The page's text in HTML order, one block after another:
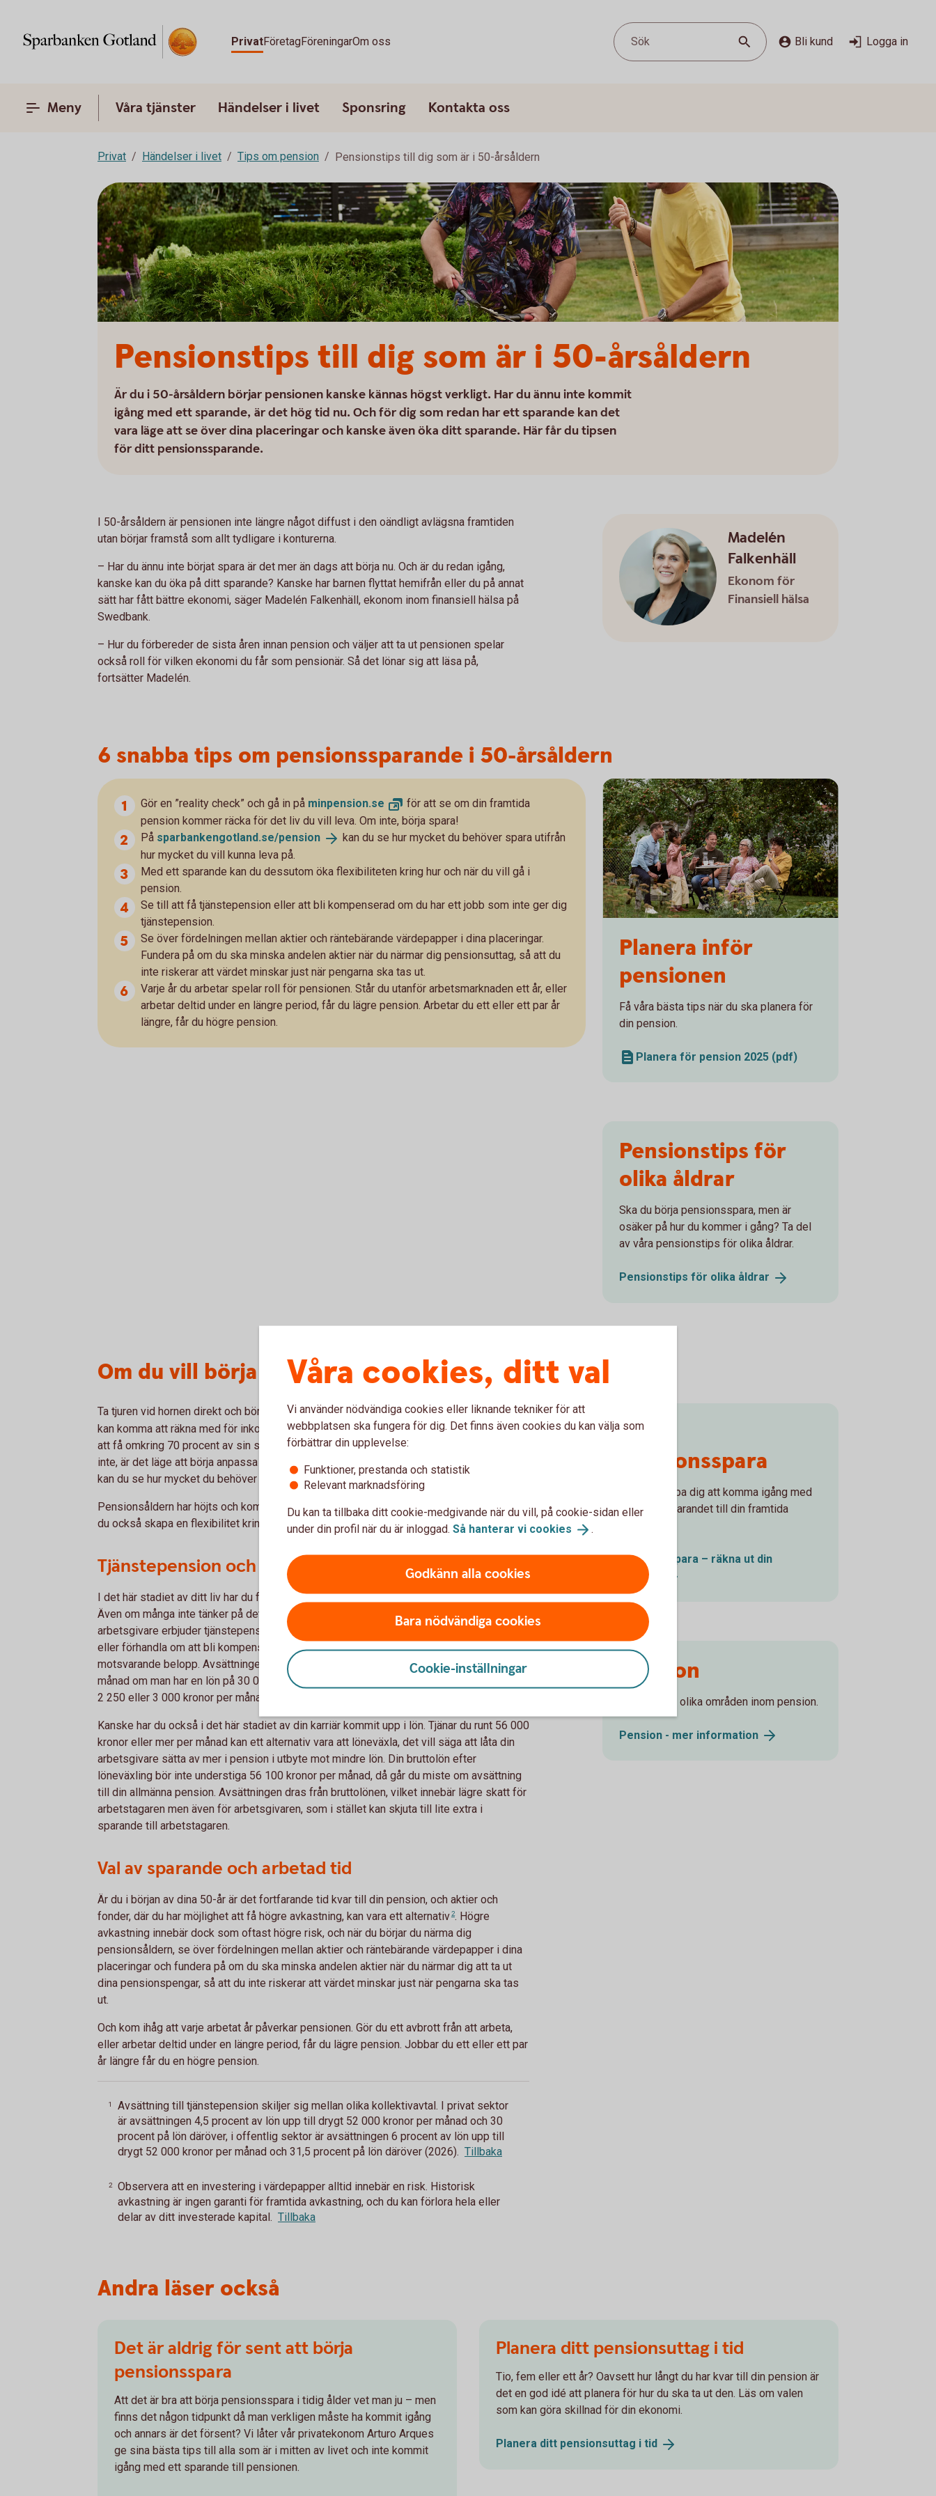
PrivatFöretagFöreningarOm oss Sök Bli kund Logga in
Meny Våra tjänster Händelser i livet Sponsring Kontakta oss
Privat Händelser i livet Tips om pension Pensionstips till dig som är i 50-årsåldern
Pensionstips till dig som är i 50-årsåldern
Är du i 50-årsåldern börjar pensionen kanske kännas högst verkligt. Har du ännu inte kommit
igång med ett sparande, är det hög tid nu. Och för dig som redan har ett sparande kan det
vara läge att se över dina placeringar och kanske även öka ditt sparande. Här får du tipsen
för ditt pensionssparande.
I 50-årsåldern är pensionen inte längre något diffust i den oändligt avlägsna framtiden
utan börjar framstå som allt tydligare i konturerna.
– Har du ännu inte börjat spara är det mer än dags att börja nu. Och är du redan igång,
kanske kan du öka på ditt sparande? Kanske har barnen flyttat hemifrån eller du på annat
sätt har fått bättre ekonomi, säger Madelén Falkenhäll, ekonom inom finansiell hälsa på
Swedbank.
– Hur du förbereder de sista åren innan pension och väljer att ta ut pensionen spelar
också roll för vilken ekonomi du får som pensionär. Så det lönar sig att läsa på,
fortsätter Madelén.
Madelén
Falkenhäll
Ekonom för
Finansiell hälsa
6 snabba tips om pensionssparande i 50-årsåldern
Gör en ”reality check” och gå in på minpension.se
för att se om din framtida
pension kommer räcka för det liv du vill leva. Om inte, börja spara!
På sparbankengotland.se/pension
kan du se hur mycket du behöver spara utifrån
hur mycket du vill kunna leva på.
Med ett sparande kan du dessutom öka flexibiliteten kring hur och när du vill gå i
pension.
Se till att få tjänstepension eller att bli kompenserad om du har ett jobb som inte ger dig
tjänstepension.
Se över fördelningen mellan aktier och räntebärande värdepapper i dina placeringar.
Fundera på om du ska minska andelen aktier när du närmar dig pensionsuttag, så att du
inte riskerar att värdet minskar just när pengarna ska tas ut.
Varje år du arbetar spelar roll för pensionen. Står du utanför arbetsmarknaden ett år, eller
arbetar deltid under en längre period, får du lägre pension. Arbetar du ett eller ett par år
längre, får du högre pension.
Planera inför
pensionen
Få våra bästa tips när du ska planera för
din pension.
Planera för pension 2025 (pdf)
Pensionstips för
olika åldrar
Ska du börja pensionsspara, men är
osäker på hur du kommer i gång? Ta del
av våra pensionstips för olika åldrar.
Pensionstips för olika åldrar
Om du vill börja pensionsspara vid 50
Ta tjuren vid hornen direkt och börja med att gå in påminpension.se
för att se vad du
kan komma att räkna med för inkomst som pensionär. De flesta svenskar kan räkna med
att få omkring 70 procent av sin slutlön som pensionär. Om det funkar för dig – bra! Om
inte, är det läge att börja anpassa sparandet. På
kan du se hur mycket du behöver spara utifrån vad du önskar leva på.
Pensionsåldern har höjts och kommer fortsätta höjas successivt. Med ett sparande kan
du också skapa en flexibilitet kring hur och när du vill gå i pension.
Tjänstepension och löneväxling
I det här stadiet av ditt liv har du förhoppningsvis koll på det där med tjänstepension.
Även om många inte tänker på det är det den viktigaste löneförmånen. Se till att din
arbetsgivare erbjuder tjänstepension. Om inte, försök få din arbetsgivare att göra det,
eller förhandla om att bli kompenserad på annat sätt och sätt upp ett eget sparande på
motsvarande belopp. Avsättningen till tjänstepension är 1 350 eller 1 800 kronor per
månad om man har en lön på 30 000 kronor. Med en lön på 50 000 kronor är avsättningen
2 250 eller 3 000 kronor per månad
Kanske har du också i det här stadiet av din karriär kommit upp i lön. Tjänar du runt 56 000
kronor eller mer per månad kan ett alternativ vara att löneväxla, det vill säga att låta din
arbetsgivare sätta av mer i pension i utbyte mot mindre lön. Din bruttolön efter
löneväxling bör inte understiga 56 100 kronor per månad, då går du miste om avsättning
till din allmänna pension. Avsättningen dras från bruttolönen, vilket innebär lägre skatt för
arbetstagaren men även för arbetsgivaren, som i stället kan skjuta till lite extra i
sparande till arbetstagaren.
Val av sparande och arbetad tid
Är du i början av dina 50-år är det fortfarande tid kvar till din pension, och aktier och
fonder, där du har möjlighet att få högre avkastning, kan vara ett alternativ 2. Högre
avkastning innebär dock som oftast högre risk, och när du börjar du närma dig
pensionsåldern, se över fördelningen mellan aktier och räntebärande värdepapper i dina
placeringar och fundera på om du ska minska andelen aktier när du närmar dig att ta ut
dina pensionspengar, så att du inte riskerar att värdet minskar just när pengarna ska tas
ut.
Och kom ihåg att varje arbetat år påverkar pensionen. Gör du ett avbrott från att arbeta,
eller arbetar deltid under en längre period, får du lägre pension. Jobbar du ett eller ett par
år längre får du en högre pension.
1
Avsättning till tjänstepension skiljer sig mellan olika kollektivavtal. I privat sektor
är avsättningen 4,5 procent av lön upp till drygt 52 000 kronor per månad och 30
procent på lön däröver, i offentlig sektor är avsättningen 6 procent av lön upp till
drygt 52 000 kronor per månad och 31,5 procent på lön däröver (2026). Tillbaka
2
Observera att en investering i värdepapper alltid innebär en risk. Historisk
avkastning är ingen garanti för framtida avkastning, och du kan förlora hela eller
delar av ditt investerade kapital. Tillbaka
Börja
pensionsspara
Låt oss hjälpa dig att komma igång med
pensionssparandet till din framtida
Pensionsspara – räkna ut din
pension
Pension
Läs mer om olika områden inom pension.
Pension - mer information
Andra läser också
Det är aldrig för sent att börja
pensionsspara
Att det är bra att börja pensionsspara i tidig ålder vet man ju – men
finns det någon tidpunkt då man verkligen måste ha kommit igång
och annars är det försent? Vi låter vår privatekonom Arturo Arques
ge sina bästa tips till alla som är i mitten av livet och inte kommit
igång med ett sparande till pensionen.
Planera ditt pensionsuttag i tid
Tio, fem eller ett år? Oavsett hur långt du har kvar till din pension är
det en god idé att planera för hur du ska ta ut den. Läs om valen
som kan göra skillnad för din ekonomi.
Planera ditt pensionsuttag i tid
Våra cookies, ditt val
Vi använder nödvändiga cookies eller liknande tekniker för att
webbplatsen ska fungera för dig. Det finns även cookies du kan välja som
förbättrar din upplevelse:
Funktioner, prestanda och statistik
Relevant marknadsföring
Du kan ta tillbaka ditt cookie-medgivande när du vill, på cookie-sidan eller
under din profil när du är inloggad. Så hanterar vi cookies .
Godkänn alla cookies
Bara nödvändiga cookies
Cookie-inställningar